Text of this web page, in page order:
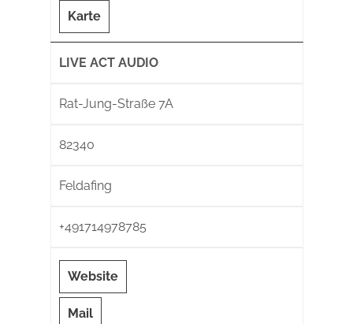
Karte
LIVE ACT AUDIO
Rat-Jung-Straße 7A
82340
Feldafing
+491714978785
Website
Mail